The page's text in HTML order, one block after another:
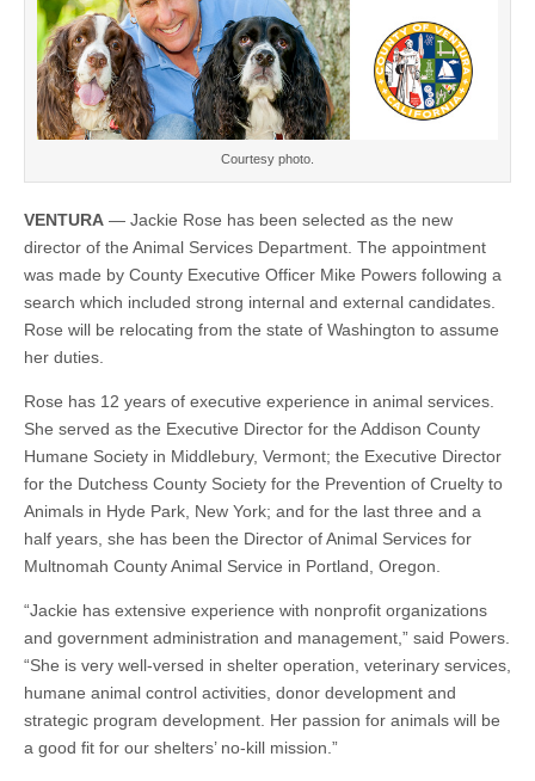
Department
Courtesy photo.
VENTURA — Jackie Rose has been selected as the new
director of the Animal Services Department. The appointment
was made by County Executive Officer Mike Powers following a
search which included strong internal and external candidates.
Rose will be relocating from the state of Washington to assume
her duties.
Rose has 12 years of executive experience in animal services.
She served as the Executive Director for the Addison County
Humane Society in Middlebury, Vermont; the Executive Director
for the Dutchess County Society for the Prevention of Cruelty to
Animals in Hyde Park, New York; and for the last three and a
half years, she has been the Director of Animal Services for
Multnomah County Animal Service in Portland, Oregon.
“Jackie has extensive experience with nonprofit organizations
and government administration and management,” said Powers.
“She is very well-versed in shelter operation, veterinary services,
humane animal control activities, donor development and
strategic program development. Her passion for animals will be
a good fit for our shelters’ no-kill mission.”